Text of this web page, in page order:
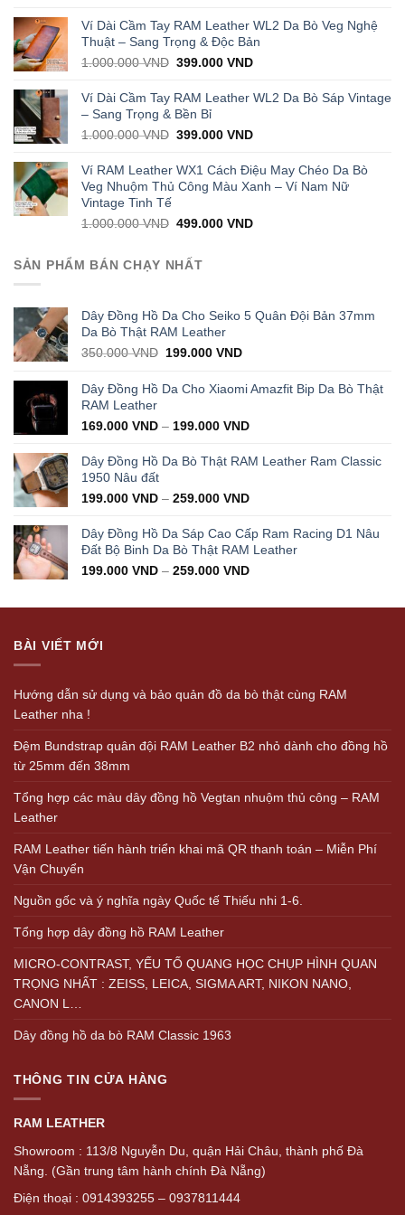
was:
1.000.000 VND.
is:
429.000 VND.
Ví Dài Cầm Tay RAM Leather WL2 Da Bò Veg Nghệ
Thuật – Sang Trọng & Độc Bản
1.000.000VND Original
was:
1.000.000 VND.
399.000VNDCurrent
is:
Ví Dài Cầm Tay RAM Leather WL2 Da Bò Sáp Vintage
– Sang Trọng & Bền Bỉ
1.000.000VND Original
was:
1.000.000 VND.
399.000VNDCurrent
is:
399.000 VND.
Ví RAM Leather WX1 Cách Điệu May Chéo Da Bò
Veg Nhuộm Thủ Công Màu Xanh – Ví Nam Nữ
Vintage Tinh Tế
1.000.000VND Original
was:
1.000.000 VND.
499.000VNDCurrent
SẢN PHẨM BÁN CHẠY NHẤT
Dây Đồng Hồ Da Cho Seiko 5 Quân Đội Bản 37mm
Da Bò Thật RAM Leather
350.000VND Original
was:
199.000VNDCurrent
is:
199.000 VND.
Dây Đồng Hồ Da Cho Xiaomi Amazfit Bip Da Bò Thật
RAM Leather
169.000 VND – 199.000 VND
Dây Đồng Hồ Da Bò Thật RAM Leather Ram Classic
1950 Nâu đất
199.000 VND – 259.000 VND
Dây Đồng Hồ Da Sáp Cao Cấp Ram Racing D1 Nâu
Đất Bộ Binh Da Bò Thật RAM Leather
199.000 VND – 259.000 VND
BÀI VIẾT MỚI
Hướng dẫn sử dụng và bảo quản đồ da bò thật cùng RAM
Leather nha !
Đệm Bundstrap quân đội RAM Leather B2 nhỏ dành cho đồng hồ
từ 25mm đến 38mm
Tổng hợp các màu dây đồng hồ Vegtan nhuộm thủ công – RAM
Leather
RAM Leather tiến hành triển khai mã QR thanh toán – Miễn Phí
Vận Chuyển
Nguồn gốc và ý nghĩa ngày Quốc tế Thiếu nhi 1-6.
Tổng hợp dây đồng hồ RAM Leather
MICRO-CONTRAST, YẾU TỐ QUANG HỌC CHỤP HÌNH QUAN
TRỌNG NHẤT : ZEISS, LEICA, SIGMA ART, NIKON NANO,
CANON L…
Dây đồng hồ da bò RAM Classic 1963
THÔNG TIN CỬA HÀNG
RAM LEATHER
Showroom : 113/8 Nguyễn Du, quận Hải Châu, thành phố Đà
Nẵng. (Gần trung tâm hành chính Đà Nẵng)
Điện thoại : 0914393255 – 0937811444